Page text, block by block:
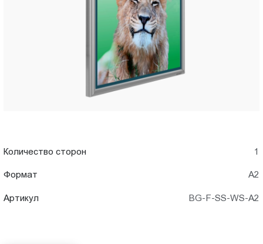
Количество сторон 1
Формат А2
Артикул BG-F-SS-WS-A2